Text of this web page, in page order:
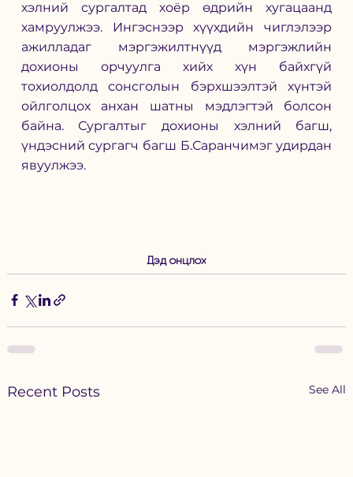
хэлний сургалтад хоёр өдрийн хугацаанд
хамруулжээ. Ингэснээр хүүхдийн чиглэлээр
ажилладаг мэргэжилтнүүд мэргэжлийн
дохионы орчуулга хийх хүн байхгүй
тохиолдолд сонсголын бэрхшээлтэй хүнтэй
ойлголцох анхан шатны мэдлэгтэй болсон
байна. Сургалтыг дохионы хэлний багш,
үндэсний сургагч багш Б.Саранчимэг удирдан
явуулжээ.
Дэд онцлох
Recent Posts See All